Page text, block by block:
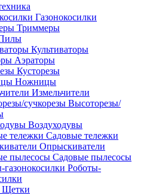
Газонокосилки
Триммеры
Культиваторы
Аэраторы
Кусторезы
Ножницы
Измельчители
Высоторезы/
Воздуходувы
Садовые тележки
Опрыскиватели
Садовые пылесосы
Роботы-
Щетки